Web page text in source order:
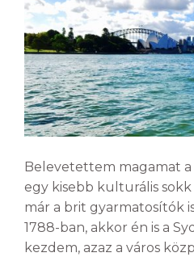
Belevetettem magamat a
egy kisebb kulturális
már a brit gyarmatosítók
1788-ban, akkor én is a
kezdem, azaz a város